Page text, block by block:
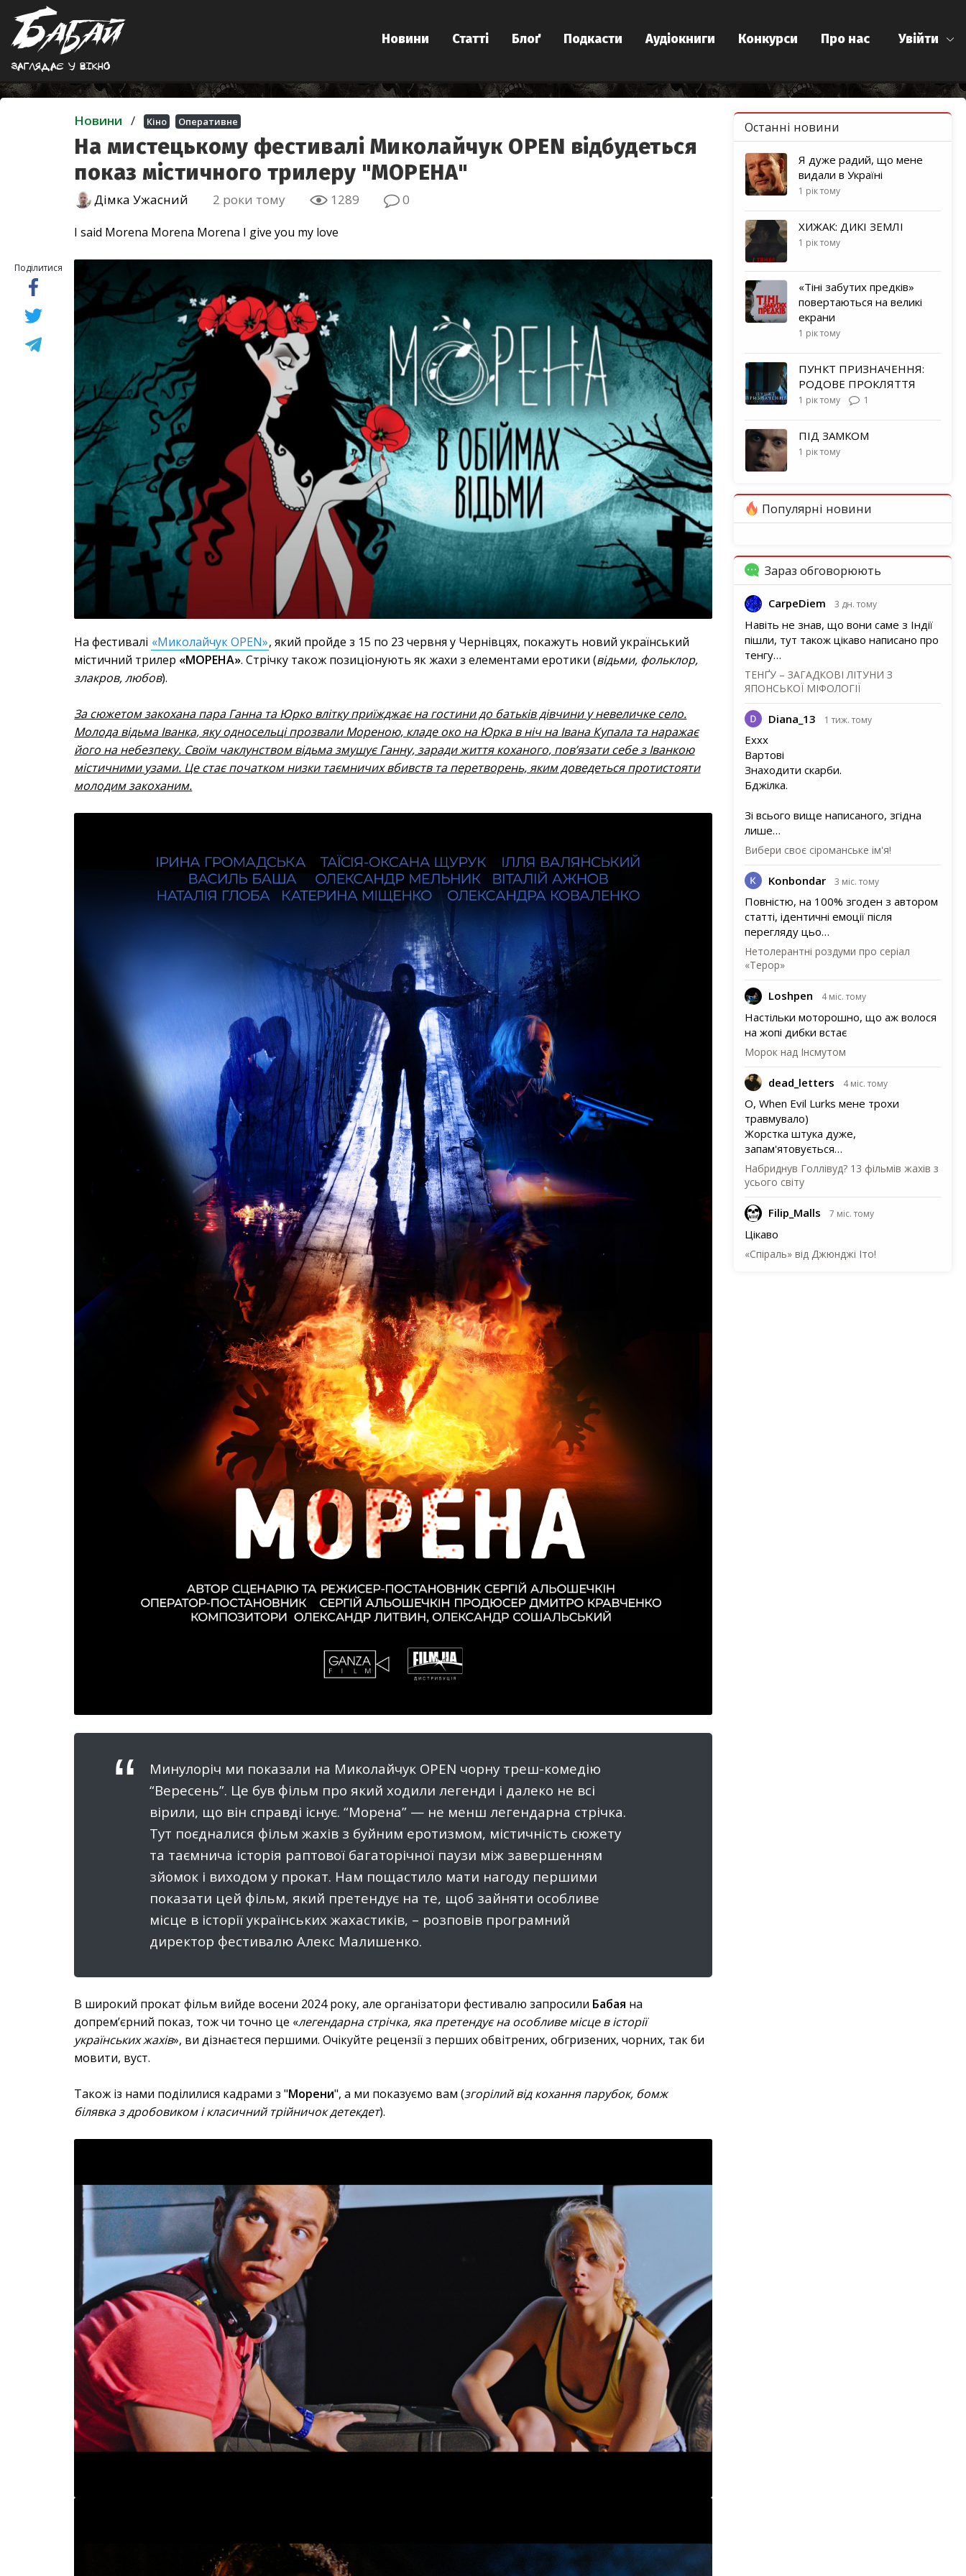
Заглядає у вiкно
Увійти
Новини Статті Блоґ Подкасти Аудіокниги Конкурси Про нас
Новини / Кіно Оперативне
На мистецькому фестивалі Миколайчук OPEN відбудеться
показ містичного трилеру "МОРЕНА"
Дімка Ужасний 2 роки тому 1289 0
I said Morena Morena Morena I give you my love
Поділитися
На фестивалі «Миколайчук OPEN», який пройде з 15 по 23 червня у Чернівцях, покажуть новий український
містичний трилер «МОРЕНА». Стрічку також позиціонують як жахи з елементами еротики (відьми, фольклор,
злакров, любов).
За сюжетом закохана пара Ганна та Юрко влітку приїжджає на гостини до батьків дівчини у невеличке село.
Молода відьма Іванка, яку односельці прозвали Мореною, кладе око на Юрка в ніч на Івана Купала та наражає
його на небезпеку. Своїм чаклунством відьма змушує Ганну, заради життя коханого, пов’язати себе з Іванкою
містичними узами. Це стає початком низки таємничих вбивств та перетворень, яким доведеться протистояти
молодим закоханим.
Минулоріч ми показали на Миколайчук OPEN чорну треш-комедію
“Вересень”. Це був фільм про який ходили легенди і далеко не всі
вірили, що він справді існує. “Морена” — не менш легендарна стрічка.
Тут поєдналися фільм жахів з буйним еротизмом, містичність сюжету
та таємнича історія раптової багаторічної паузи між завершенням
зйомок і виходом у прокат. Нам пощастило мати нагоду першими
показати цей фільм, який претендує на те, щоб зайняти особливе
місце в історії українських жахастиків, – розповів програмний
директор фестивалю Алекс Малишенко.
В широкий прокат фільм вийде восени 2024 року, але організатори фестивалю запросили Бабая на
допрем’єрний показ, тож чи точно це «легендарна стрічка, яка претендує на особливе місце в історії
українських жахів», ви дізнаєтеся першими. Очікуйте рецензії з перших обвітрених, обгризених, чорних, так би
мовити, вуст.
Також із нами поділилися кадрами з "Морени", а ми показуємо вам (згорілий від кохання парубок, бомж
білявка з дробовиком і класичний трійничок детекдет).
Останні новини
Я дуже радий, що мене
видали в Україні
1 рік тому
ХИЖАК: ДИКІ ЗЕМЛІ
1 рік тому
«Тіні забутих предків»
повертаються на великі
екрани
1 рік тому
ПУНКТ ПРИЗНАЧЕННЯ:
РОДОВЕ ПРОКЛЯТТЯ
1 рік тому 1
ПІД ЗАМКОМ
1 рік тому
Популярні новини
Зараз обговорюють
CarpeDiem 3 дн. тому
Навіть не знав, що вони саме з Індії
пішли, тут також цікаво написано про
тенгу…
ТЕНҐУ – ЗАГАДКОВІ ЛІТУНИ З
ЯПОНСЬКОЇ МІФОЛОГІЇ
Diana_13 1 тиж. тому
Еххх
Вартові
Знаходити скарби.
Бджілка.
Зі всього вище написаного, згідна
лише…
Вибери своє сіроманське ім'я!
Konbondar 3 міс. тому
Повністю, на 100% згоден з автором
статті, ідентичні емоції після
перегляду цьо…
Нетолерантні роздуми про серіал
«Терор»
Loshpen 4 міс. тому
Настільки моторошно, що аж волося
на жопі дибки встає
Морок над Інсмутом
dead_letters 4 міс. тому
О, When Evil Lurks мене трохи
травмувало)
Жорстка штука дуже,
запам'ятовується…
Набриднув Голлівуд? 13 фільмів жахів з
усього світу
Filip_Malls 7 міс. тому
Цікаво
«Спіраль» від Джюнджі Іто!